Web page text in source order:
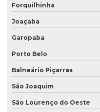
Projeto estrutural de piscina
Projeto estrutural em sc
Projeto estrutural de sobrado
Projeto de estruturas em
Forquilhinha
Joaçaba
Garopaba
Porto Belo
Balneário Piçarras
São Joaquim
São Lourenço do Oeste